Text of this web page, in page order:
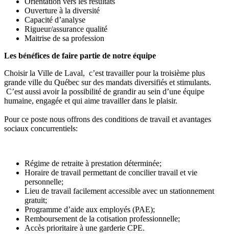
Ouverture à la diversité
Capacité d’analyse
Rigueur/assurance qualité
Maitrise de sa profession
Les bénéfices de faire partie de notre équipe
Choisir la Ville de Laval, c’est travailler pour la troisième plus
grande ville du Québec sur des mandats diversifiés et stimulants.
C’est aussi avoir la possibilité de grandir au sein d’une équipe
humaine, engagée et qui aime travailler dans le plaisir.
Pour ce poste nous offrons des conditions de travail et avantages
sociaux concurrentiels:
Régime de retraite à prestation déterminée;
Horaire de travail permettant de concilier travail et vie
personnelle;
Lieu de travail facilement accessible avec un stationnement
gratuit;
Programme d’aide aux employés (PAE);
Remboursement de la cotisation professionnelle;
Accès prioritaire à une garderie CPE.